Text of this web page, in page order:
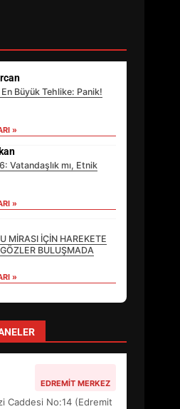
Büyük Tehlike: Panik!
»
Vatandaşlık mı, Etnik
»
MİRASI İÇİN HAREKETE
BULUŞMADA
»
KRİTİK ATAMA:
NE